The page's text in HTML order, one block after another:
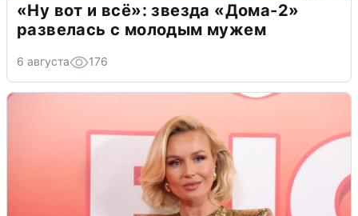
«Ну вот и всё»: звезда «Дома-2»
развелась с молодым мужем
6 августа 176